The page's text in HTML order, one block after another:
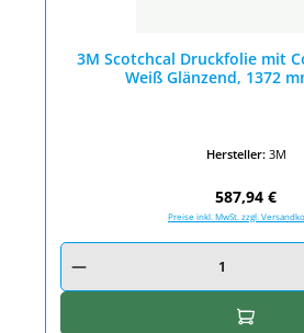
3M Scotchcal Druckfolie mit
Weiß Glänzend, 1372
Hersteller: 3M
Regulärer
587,94 €
Preise inkl. MwSt. zzgl.
Produkt Anzahl: Gib den gewünschten
In den